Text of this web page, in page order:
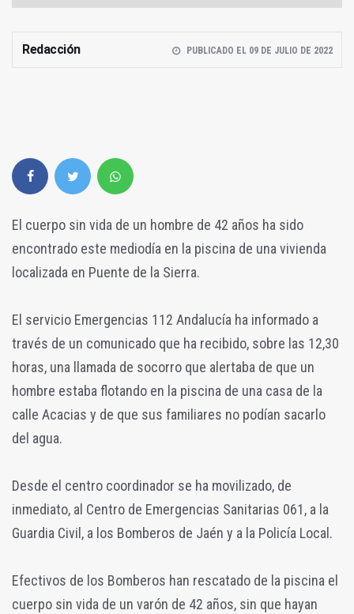
Redacción PUBLICADO EL 09 DE JULIO DE 2022
El cuerpo sin vida de un hombre de 42 años ha sido
encontrado este mediodía en la piscina de una vivienda
localizada en Puente de la Sierra.
El servicio Emergencias 112 Andalucía ha informado a
través de un comunicado que ha recibido, sobre las 12,30
horas, una llamada de socorro que alertaba de que un
hombre estaba flotando en la piscina de una casa de la
calle Acacias y de que sus familiares no podían sacarlo
del agua.
Desde el centro coordinador se ha movilizado, de
inmediato, al Centro de Emergencias Sanitarias 061, a la
Guardia Civil, a los Bomberos de Jaén y a la Policía Local.
Efectivos de los Bomberos han rescatado de la piscina el
cuerpo sin vida de un varón de 42 años, sin que hayan